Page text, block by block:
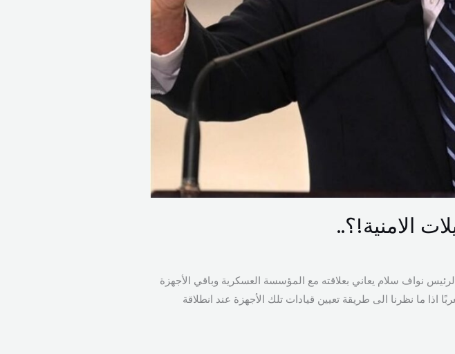
الامنية!؟..
نواف سلام يعاني بعلاقته مع المؤسسة العسكرية وباقي الأجهزة
اذا ما نظرنا الى طريقة تعيين قيادات تلك الأجهزة عند انطلاقة